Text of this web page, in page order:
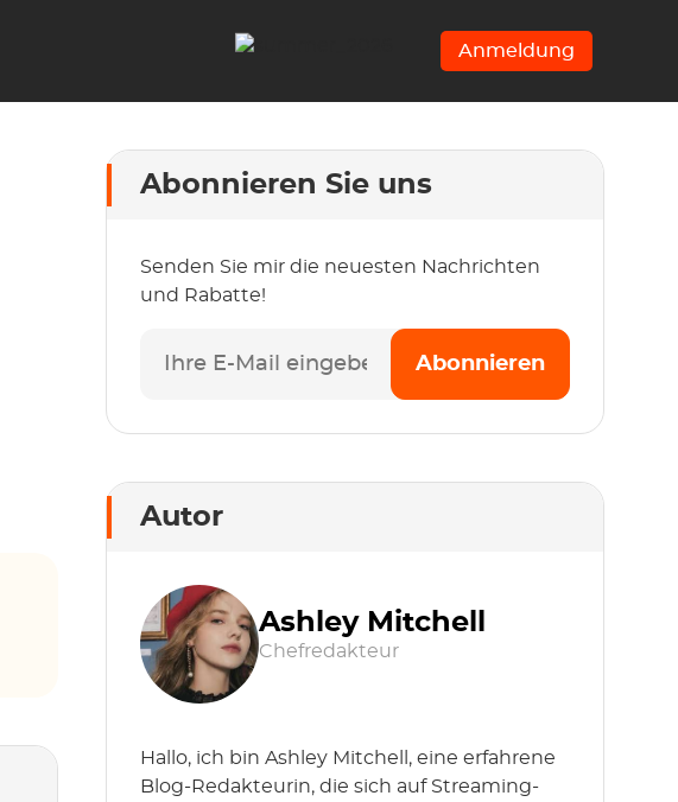
Anmeldung
Abonnieren Sie uns
Senden Sie mir die neuesten Nachrichten
und Rabatte!
Abonnieren
Autor
Ashley Mitchell
Chefredakteur
Hallo, ich bin Ashley Mitchell, eine erfahrene
Blog-Redakteurin, die sich auf Streaming-